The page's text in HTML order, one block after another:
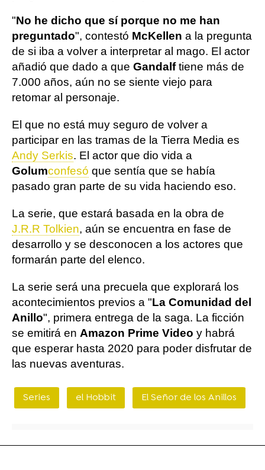
"No he dicho que sí porque no me han
preguntado", contestó McKellen a la pregunta
de si iba a volver a interpretar al mago. El actor
añadió que dado a que Gandalftiene más de
7.000 años, aún no se siente viejo para
retomar al personaje.
El que no está muy seguro de volver a
participar en las tramas de la Tierra Media es
Andy Serkis. El actor que dio vida a
Golumconfesó que sentía que se había
pasado gran parte de su vida haciendo eso.
La serie, que estará basada en la obra de
J.R.R Tolkien, aún se encuentra en fase de
desarrollo y se desconocen a los actores que
formarán parte del elenco.
La serie será una precuela que explorará los
acontecimientos previos a "La Comunidad del
Anillo", primera entrega de la saga. La ficción
se emitirá en Amazon Prime Video y habrá
que esperar hasta 2020 para poder disfrutar de
las nuevas aventuras.
Series el Hobbit El Señor de los Anillos